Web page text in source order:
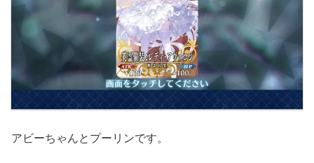
アビーちゃんとプーリンです。